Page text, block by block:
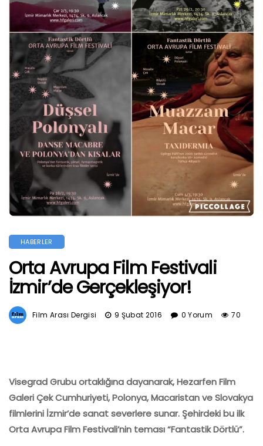
HABERLER
Orta Avrupa Film Festivali
İzmir’de Gerçekleşiyor!
Film Arası Dergisi 9 Şubat 2016 0 Yorum 70
Visegrad Grubu ortaklığına dayanarak, Hezarfen Film
Galeri Çek Cumhuriyeti, Polonya, Macaristan ve Slovakya
filmlerini İzmir’de sanat severlere sunar. Şehirdeki bu ilk
Orta Avrupa Film Festivali’nin teması “Fantastik Dörtlü”.